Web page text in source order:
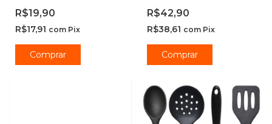
Oceano - Porto Brasil
R$19,90
R$17,91 com Pix
Comprar
Campestre - Porto Brasil
R$42,90
R$38,61 com Pix
Comprar